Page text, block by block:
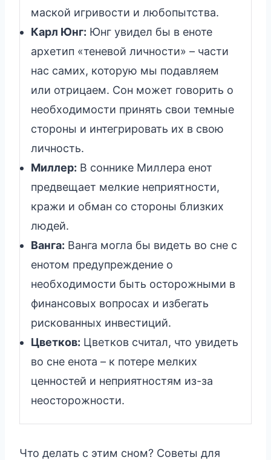
маской игривости и любопытства.
Карл Юнг: Юнг увидел бы в еноте
архетип «теневой личности» – части
нас самих, которую мы подавляем
или отрицаем. Сон может говорить о
необходимости принять свои темные
стороны и интегрировать их в свою
личность.
Миллер: В соннике Миллера енот
предвещает мелкие неприятности,
кражи и обман со стороны близких
людей.
Ванга: Ванга могла бы видеть во сне с
енотом предупреждение о
необходимости быть осторожными в
финансовых вопросах и избегать
рискованных инвестиций.
Цветков: Цветков считал, что увидеть
во сне енота – к потере мелких
ценностей и неприятностям из-за
неосторожности.
Что делать с этим сном? Советы для